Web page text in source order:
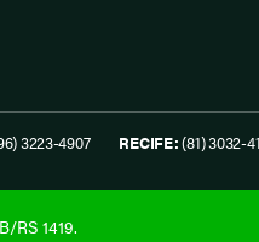
3223-4907 RECIFE:(81) 3032-
RS 1419.